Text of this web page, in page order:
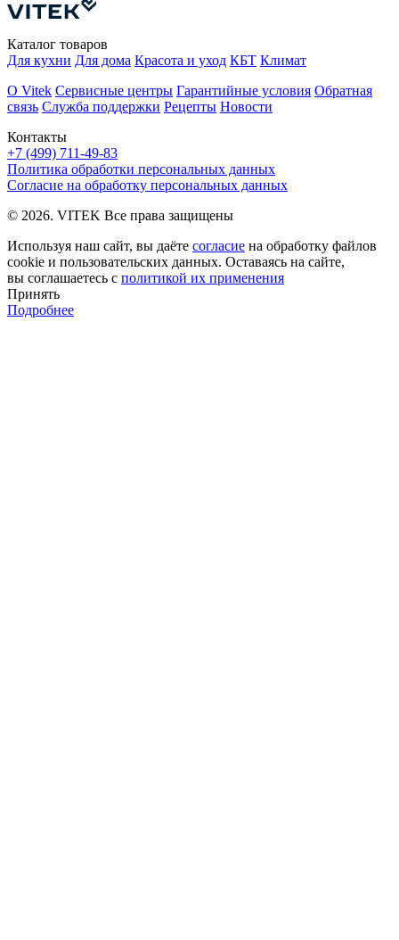
Контакты
+7 (499) 711-49-83
Каталог товаров
Для кухни Для дома Красота и уход КБТ Климат
О Vitek Сервисные центры Гарантийные условия Обратная
связь Служба поддержки Рецепты Новости
Политика обработки персональных данных
Согласие на обработку персональных данных
© 2026. VITEK Все права защищены
Используя наш сайт, вы даёте согласие на обработку файлов
cookie и пользовательских данных. Оставаясь на сайте,
вы соглашаетесь с политикой их применения
Принять
Подробнее